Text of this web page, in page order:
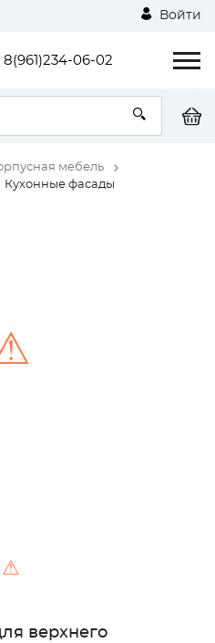
Войти
8(961)234-06-02
мебель
Кухонные фасады
⚠
верхнего